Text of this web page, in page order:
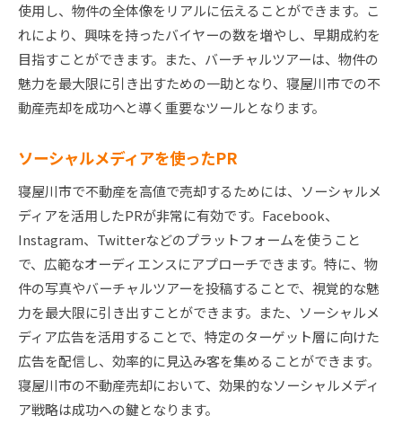
使用し、物件の全体像をリアルに伝えることができます。こ
れにより、興味を持ったバイヤーの数を増やし、早期成約を
目指すことができます。また、バーチャルツアーは、物件の
魅力を最大限に引き出すための一助となり、寝屋川市での不
動産売却を成功へと導く重要なツールとなります。
ソーシャルメディアを使ったPR
寝屋川市で不動産を高値で売却するためには、ソーシャルメ
ディアを活用したPRが非常に有効です。Facebook、
Instagram、Twitterなどのプラットフォームを使うこと
で、広範なオーディエンスにアプローチできます。特に、物
件の写真やバーチャルツアーを投稿することで、視覚的な魅
力を最大限に引き出すことができます。また、ソーシャルメ
ディア広告を活用することで、特定のターゲット層に向けた
広告を配信し、効率的に見込み客を集めることができます。
寝屋川市の不動産売却において、効果的なソーシャルメディ
ア戦略は成功への鍵となります。